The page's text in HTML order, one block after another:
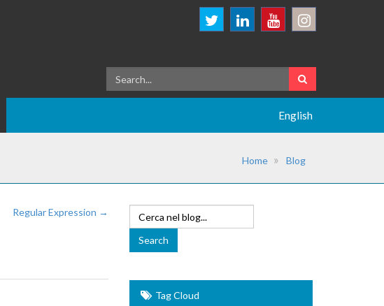
English
Home Blog
Regular Expression →
Tag Cloud